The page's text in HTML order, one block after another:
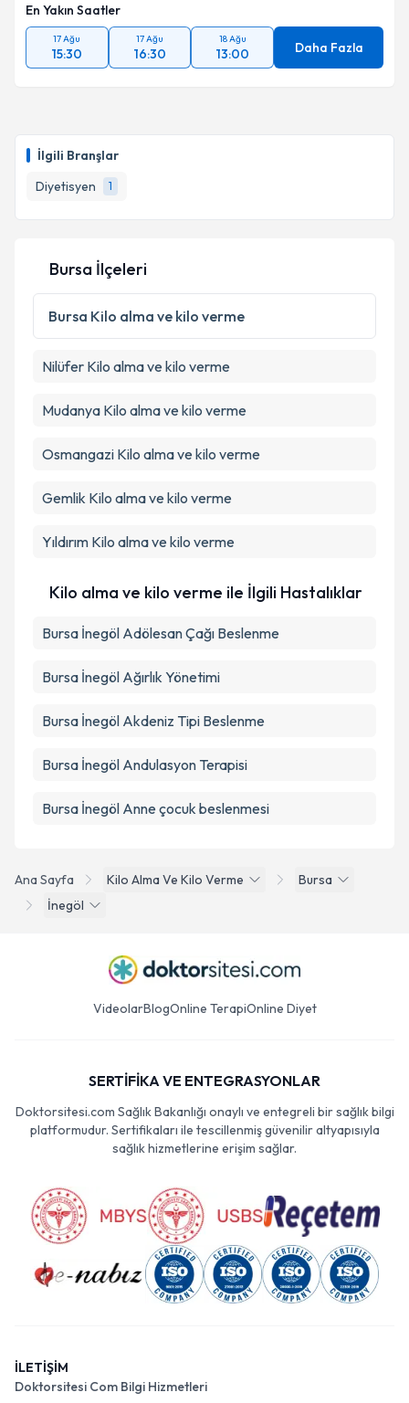
İlgili Branşlar
Diyetisyen
1
En Yakın Saatler
17 Ağu
15:30
17 Ağu
16:30
18 Ağu
13:00 Daha Fazla
Ana Sayfa Kilo Alma Ve Kilo Verme
Bursa
İnegöl
Bursa İlçeleri
Bursa Kilo alma ve kilo verme
Nilüfer Kilo alma ve kilo verme
Mudanya Kilo alma ve kilo verme
Osmangazi Kilo alma ve kilo verme
Gemlik Kilo alma ve kilo verme
Yıldırım Kilo alma ve kilo verme
Kilo alma ve kilo verme ile İlgili Hastalıklar
Bursa İnegöl Adölesan Çağı Beslenme
Bursa İnegöl Ağırlık Yönetimi
Bursa İnegöl Akdeniz Tipi Beslenme
Bursa İnegöl Andulasyon Terapisi
Bursa İnegöl Anne çocuk beslenmesi
VideolarBlogOnline TerapiOnline Diyet
SERTİFİKA VE ENTEGRASYONLAR
Doktorsitesi.com Sağlık Bakanlığı onaylı ve entegreli bir sağlık bilgi
platformudur. Sertifikaları ile tescillenmiş güvenilir altyapısıyla
sağlık hizmetlerine erişim sağlar.
İLETİŞİM
Doktorsitesi Com Bilgi Hizmetleri